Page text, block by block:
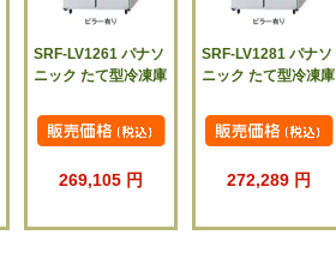
SRF-LV1261 パナソ
ニック たて型冷凍庫
269,105 円
SRF-LV1281 パナソ
ニック たて型冷凍庫
272,289 円